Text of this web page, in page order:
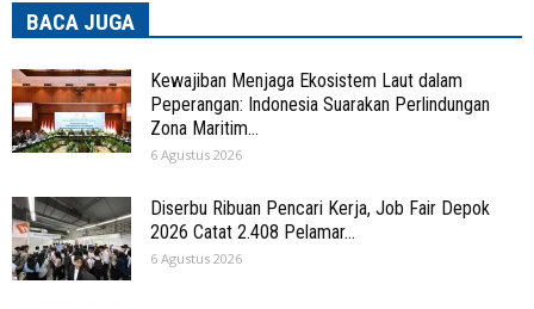
BACA JUGA
Kewajiban Menjaga Ekosistem Laut dalam
Peperangan: Indonesia Suarakan Perlindungan
Zona Maritim...
6 Agustus 2026
Diserbu Ribuan Pencari Kerja, Job Fair Depok
2026 Catat 2.408 Pelamar...
6 Agustus 2026